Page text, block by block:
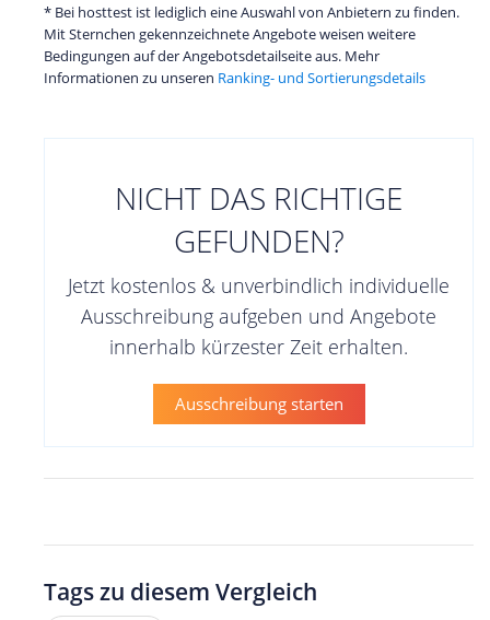
* Bei hosttest ist lediglich eine Auswahl von Anbietern zu finden.
Mit Sternchen gekennzeichnete Angebote weisen weitere
Bedingungen auf der Angebotsdetailseite aus. Mehr
Informationen zu unseren Ranking- und Sortierungsdetails
NICHT DAS RICHTIGE
GEFUNDEN?
Jetzt kostenlos & unverbindlich individuelle
Ausschreibung aufgeben und Angebote
innerhalb kürzester Zeit erhalten.
Ausschreibung starten
Tags zu diesem Vergleich